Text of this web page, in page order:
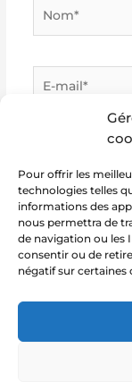
Pour offrir les
technologies telles
informations des
nous permettra de
de navigation ou les
consentir ou de
négatif sur certaines
mail*
Internet